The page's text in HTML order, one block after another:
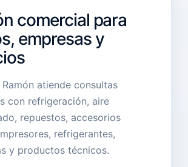
comercial para
empresas y
Ramón atiende consultas
con refrigeración, aire
repuestos, accesorios
refrigerantes,
y productos técnicos.